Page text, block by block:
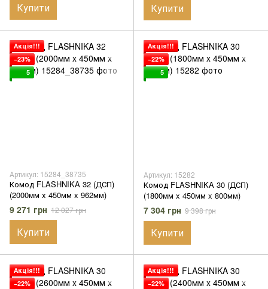
Купити Купити
Акція!!!
−23%
5
Артикул: 15284_38735
Комод FLASHNIKA 32 (ДСП)
(2000мм x 450мм x 962мм)
9 271 грн 12 027 грн
Купити
Акція!!!
−22%
5
Артикул: 15282
Комод FLASHNIKA 30 (ДСП)
(1800мм x 450мм x 800мм)
7 304 грн 9 398 грн
Купити
Акція!!!
−22%
Акція!!!
−22%